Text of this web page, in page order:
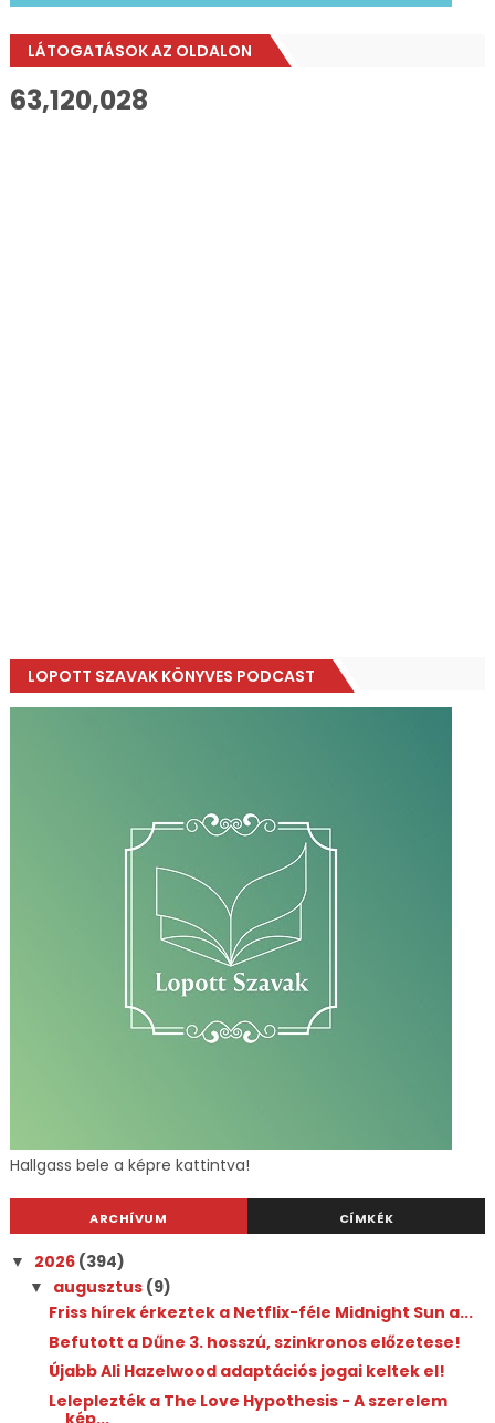
LÁTOGATÁSOK AZ OLDALON
63,120,028
LOPOTT SZAVAK KÖNYVES PODCAST
Hallgass bele a képre kattintva!
ARCHÍVUM CÍMKÉK
▼ 2026 (394)
▼ augusztus (9)
Friss hírek érkeztek a Netflix-féle Midnight Sun a...
Befutott a Dűne 3. hosszú, szinkronos előzetese!
Újabb Ali Hazelwood adaptációs jogai keltek el!
Leleplezték a The Love Hypothesis - A szerelem
kép...